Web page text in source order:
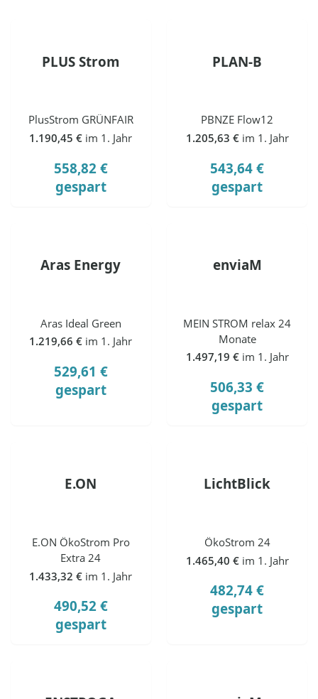
PLUS Strom
PlusStrom GRÜNFAIR
1.190,45 € im 1. Jahr
558,82 €
gespart
PLAN-B
PBNZE Flow12
1.205,63 € im 1. Jahr
543,64 €
gespart
Aras Energy
Aras Ideal Green
1.219,66 € im 1. Jahr
529,61 €
gespart
enviaM
MEIN STROM relax 24
Monate
1.497,19 € im 1. Jahr
506,33 €
gespart
E.ON
E.ON ÖkoStrom Pro
Extra 24
1.433,32 € im 1. Jahr
490,52 €
gespart
LichtBlick
ÖkoStrom 24
1.465,40 € im 1. Jahr
482,74 €
gespart